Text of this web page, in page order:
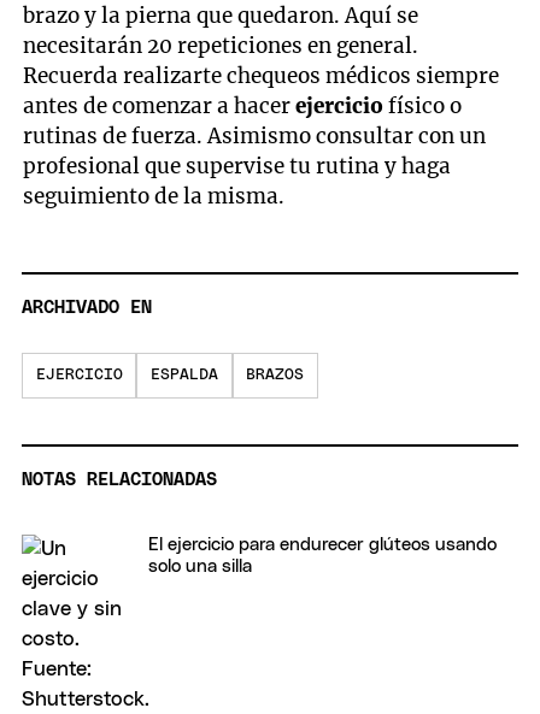
brazo y la pierna que quedaron. Aquí se
necesitarán 20 repeticiones en general.
Recuerda realizarte chequeos médicos siempre
antes de comenzar a hacerejerciciofísico o
rutinas de fuerza. Asimismo consultar con un
profesional que supervise tu rutina y haga
seguimiento de la misma.
ARCHIVADO EN
EJERCICIO ESPALDA BRAZOS
NOTAS RELACIONADAS
El ejercicio para endurecer glúteos usando
solo una silla